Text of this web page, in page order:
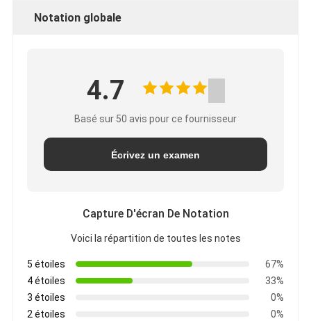
Notation globale
4.7
Basé sur 50 avis pour ce fournisseur
Écrivez un examen
Capture D'écran De Notation
Voici la répartition de toutes les notes
5 étoiles
67%
4 étoiles
33%
3 étoiles
0%
2 étoiles
0%